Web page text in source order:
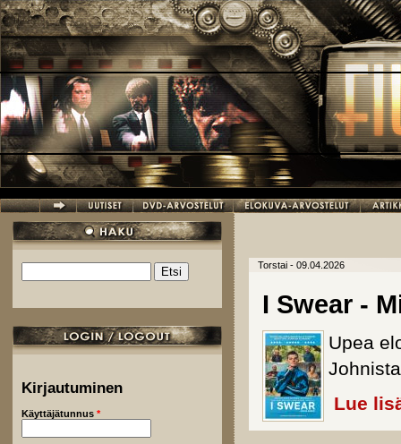
Hyppää pääsisältöön
Hakulomake
Kirjautuminen
Käyttäjätunnus *
Torstai - 09.04.2026
I Swear -
Upea
Lue